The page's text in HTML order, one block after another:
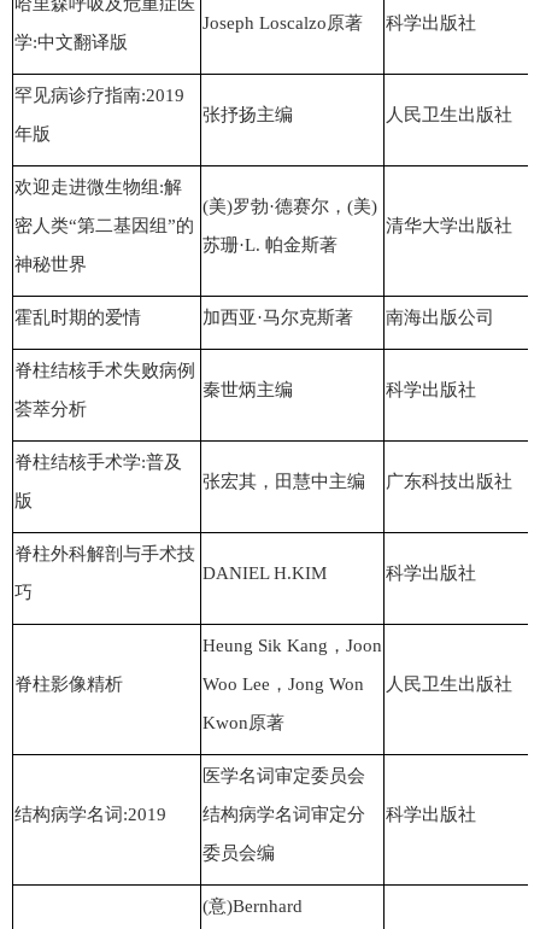
学:中文翻译版
Joseph Loscalzo原著 科学出版社
罕见病诊疗指南:2019
年版
张抒扬主编 人民卫生出版社
欢迎走进微生物组:解
密人类“第二基因组”的
神秘世界
(美)罗勃·德赛尔，(美)
苏珊·L. 帕金斯著
清华大学出版社
霍乱时期的爱情 加西亚·马尔克斯著 南海出版公司
脊柱结核手术失败病例
荟萃分析
秦世炳主编 科学出版社
脊柱结核手术学:普及
版
张宏其，田慧中主编 广东科技出版社
脊柱外科解剖与手术技
巧
DANIEL H.KIM 科学出版社
脊柱影像精析
Heung Sik Kang，Joon
Woo Lee，Jong Won
Kwon原著
人民卫生出版社
结构病学名词:2019
医学名词审定委员会
结构病学名词审定分
委员会编
科学出版社
(意)Bernhard